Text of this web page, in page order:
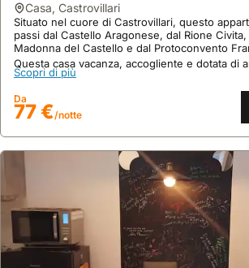
casa, Castrovillari
Situato nel cuore di Castrovillari, questo
passi dal Castello Aragonese, dal Rione
Madonna del Castello e dal Protoconvento
Questa casa vacanza, accogliente e dotata di
internet, ospita comodamente fino a 4
Scopri di più
Da
77 €/notte